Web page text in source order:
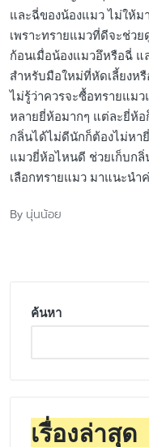
และฉี่ของน้องแมว ไม่ให้ม
เพราะทรายแมวที่ดีจะช่ว
ก้อนเมื่อน้องแมวอึหรือฉี่
สำหรับมือใหม่ที่หัดเลี้ยงหรื
ไม่รู้ว่าควรจะซื้อทรายแม
หลายยี่ห้อมากๆ แต่ละยี่ห้
กลิ่นได้ไม่ดีนักก็ต้องไม่หา
แมวยี่ห้อไหนดี ช่วยเก็บก
เลือกทรายแมว มาแนะนำ
Posted
By นุ่นน้อย
ค้นหา
เรื่องล่าสุด